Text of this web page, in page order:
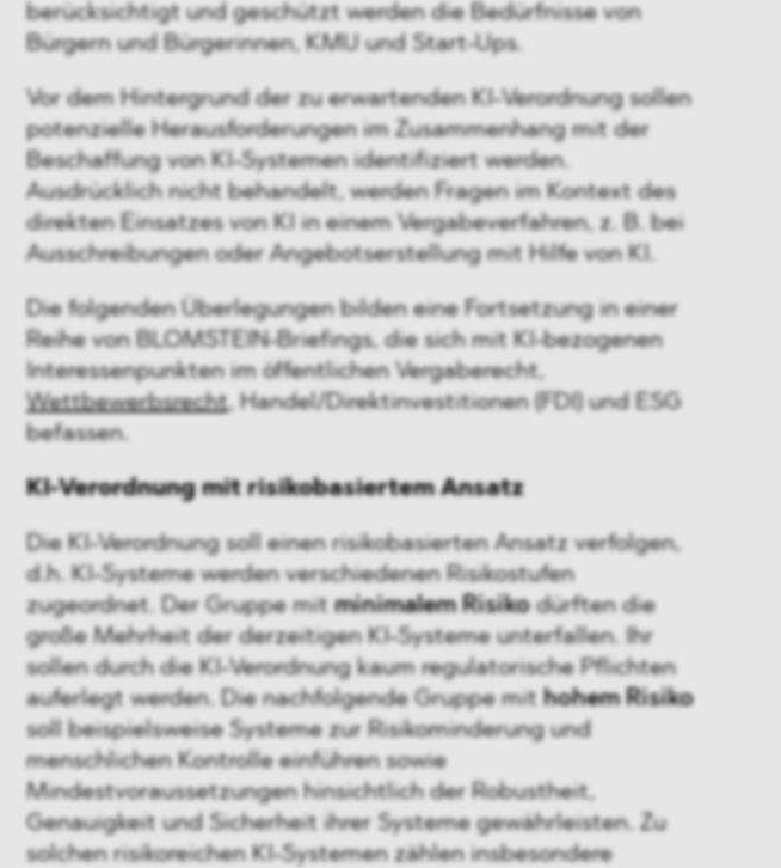
berücksichtigt und geschützt werden die Bedürfnisse von
Bürgern und Bürgerinnen, KMU und Start-Ups.
Vor dem Hintergrund der zu erwartenden KI-Verordnung sollen
potenzielle Herausforderungen im Zusammenhang mit der
Beschaffung von KI-Systemen identifiziert werden.
Ausdrücklich nicht behandelt, werden Fragen im Kontext des
direkten Einsatzes von KI in einem Vergabeverfahren, z. B. bei
Ausschreibungen oder Angebotserstellung mit Hilfe von KI.
Die folgenden Überlegungen bilden eine Fortsetzung in einer
Reihe von BLOMSTEIN-Briefings, die sich mit KI-bezogenen
Interessenpunkten im öffentlichen Vergaberecht,
Wettbewerbsrecht, Handel/Direktinvestitionen (FDI) und ESG
befassen.
KI-Verordnung mit risikobasiertem Ansatz
Die KI-Verordnung soll einen risikobasierten Ansatz verfolgen,
d.h. KI-Systeme werden verschiedenen Risikostufen
zugeordnet. Der Gruppe mitminimalem Risikodürften die
große Mehrheit der derzeitigen KI-Systeme unterfallen. Ihr
sollen durch die KI-Verordnung kaum regulatorische Pflichten
auferlegt werden. Die nachfolgende Gruppe mithohem Risiko
soll beispielsweise Systeme zur Risikominderung und
menschlichen Kontrolle einführen sowie
Mindestvoraussetzungen hinsichtlich der Robustheit,
Genauigkeit und Sicherheit ihrer Systeme gewährleisten. Zu
solchen risikoreichen KI-Systemen zählen insbesondere